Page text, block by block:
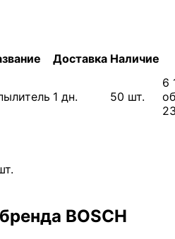
Доставка Наличие
1 дн. 50 шт.
6
BOSCH